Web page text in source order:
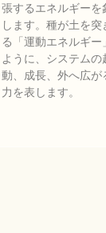
張するエネルギーを
します。種が土を突
る「運動エネルギー
ように、システムの
動、成長、外へ広が
力を表します。